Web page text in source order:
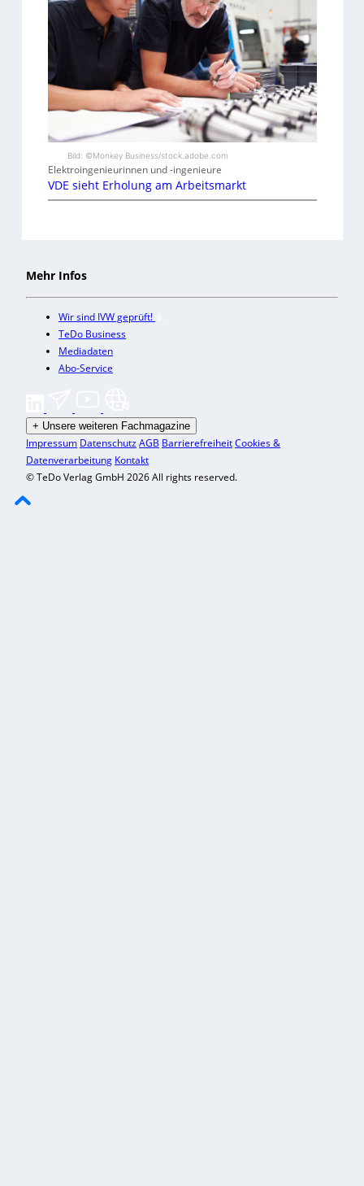
Bild: ©Monkey Business/stock.adobe.com
Elektroingenieurinnen und -ingenieure
VDE sieht Erholung am Arbeitsmarkt
Mehr Infos
Wir sind IVW geprüft!
TeDo Business
Mediadaten
Abo-Service
+ Unsere weiteren Fachmagazine
Impressum DatenschutzAGB BarrierefreiheitCookies &
Datenverarbeitung Kontakt
© TeDo Verlag GmbH 2026 All rights reserved.